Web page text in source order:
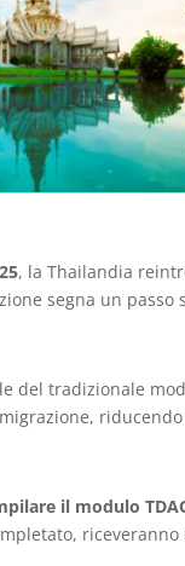
, la Thailandia
segna un
del tradizionale
il modulo